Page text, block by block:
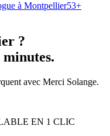
à Montpellier53+
?
avec Merci Solange.
EN 1 CLIC